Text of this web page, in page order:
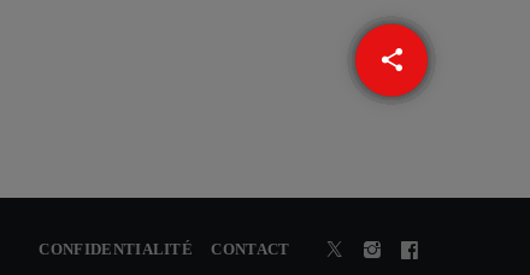
share
email
CONFIDENTIALITÉ CONTACT